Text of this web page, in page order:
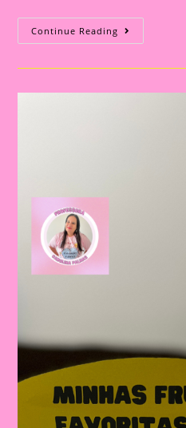
Continue Reading Atividade
Alimentação